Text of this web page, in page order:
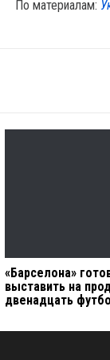
По материалам:
«Барселона»
выставить на
двенадцать